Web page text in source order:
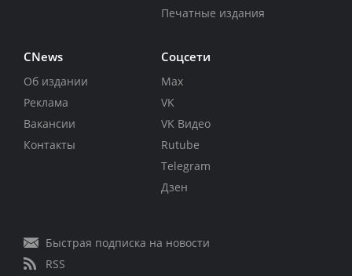
Печатные издания
CNews
Об издании
Реклама
Вакансии
Контакты
Соцсети
Max
VK
VK Видео
Rutube
Telegram
Дзен
Быстрая подписка на новости
RSS